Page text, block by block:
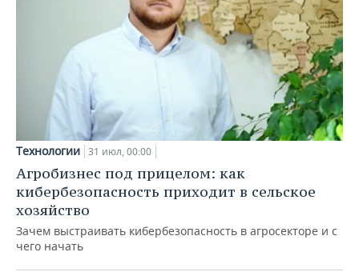
Технологии 31 июл, 00:00
Агробизнес под прицелом: как
кибербезопасность приходит в сельское
хозяйство
Зачем выстраивать кибербезопасность в агросекторе и с
чего начать